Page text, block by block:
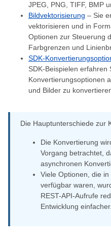
JPEG, PNG, TIFF, BMP
Bildvektorisierung – Sie
vektorisieren und in
Optionen zur Steuerung
Farbgrenzen und
SDK-
SDK-Beispielen erfahren
Konvertierungsoptionen
und Bilder zu
Die Hauptunterschiede zur
Die Konvertierung
Vorgang betrachtet,
asynchronen
Viele Optionen, die
verfügbar waren,
REST-API-Aufrufe
Entwicklung einfacher.